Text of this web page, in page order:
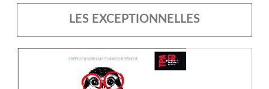
LES EXCEPTIONNELLES